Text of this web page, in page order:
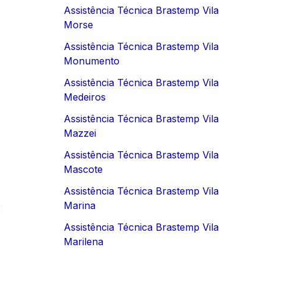
Assistência Técnica Brastemp Vila
Morse
Assistência Técnica Brastemp Vila
Monumento
Assistência Técnica Brastemp Vila
Medeiros
Assistência Técnica Brastemp Vila
Mazzei
Assistência Técnica Brastemp Vila
Mascote
Assistência Técnica Brastemp Vila
Marina
Assistência Técnica Brastemp Vila
Marilena